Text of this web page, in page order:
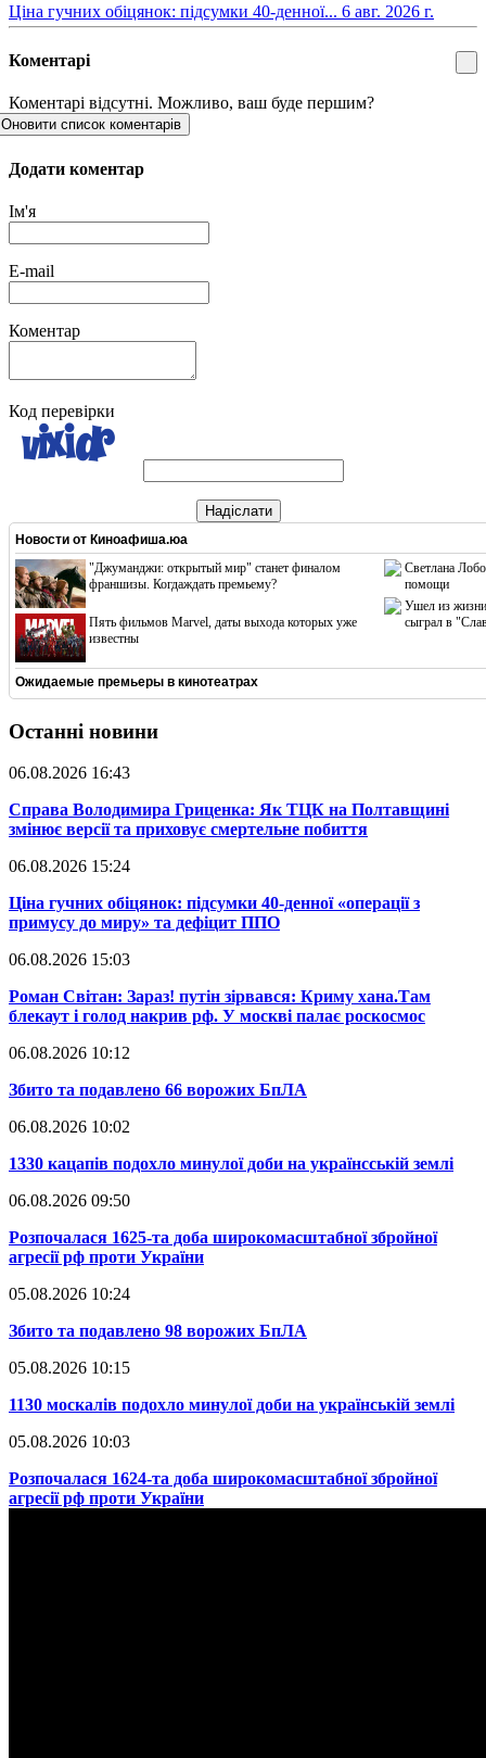
​Ціна гучних обіцянок: підсумки 40-денної... 6 авг. 2026 г.
Коментарі
Коментарі відсутні. Можливо, ваш буде першим?
Оновити список коментарів
Додати коментар
Ім'я
E-mail
Коментар
Код перевірки
Надіслати
Новости от Киноафиша.юа
"Джуманджи: открытый мир" станет финалом
франшизы. Когдаждать премьему?
Пять фильмов Marvel, даты выхода которых уже
известны
Светлана
помощи
Ушел из жизни
сыграл в
Ожидаемые премьеры в кинотеатрах
Останні новини
06.08.2026 16:43
​Справа Володимира Гриценка: Як ТЦК на Полтавщині
змінює версії та приховує смертельне побиття
06.08.2026 15:24
​Ціна гучних обіцянок: підсумки 40-денної «операції з
примусу до миру» та дефіцит ППО
06.08.2026 15:03
​Роман Світан: Зараз! путін зірвався: Криму хана.Там
блекаут і голод накрив рф. У москві палає роскосмос
06.08.2026 10:12
​Збито та подавлено 66 ворожих БпЛА
06.08.2026 10:02
​1330 кацапів подохло минулої доби на українсській землі
06.08.2026 09:50
​Розпочалася 1625-та доба широкомасштабної збройної
агресії рф проти України
05.08.2026 10:24
​Збито та подавлено 98 ворожих БпЛА
05.08.2026 10:15
​1130 москалів подохло минулої доби на українській землі
05.08.2026 10:03
​Розпочалася 1624-та доба широкомасштабної збройної
агресії рф проти України